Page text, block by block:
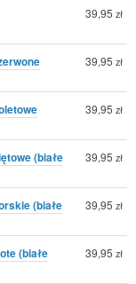
39,95 zł
39,95 zł
39,95 zł
(białe
39,95 zł
(białe
39,95 zł
(białe
39,95 zł